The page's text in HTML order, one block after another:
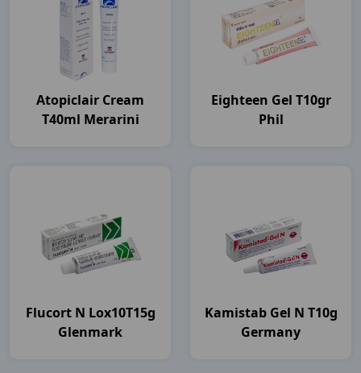
Atopiclair Cream
T40ml Merarini
Eighteen Gel T10gr
Phil
Flucort N Lox10T15g
Glenmark
Kamistab Gel N T10g
Germany